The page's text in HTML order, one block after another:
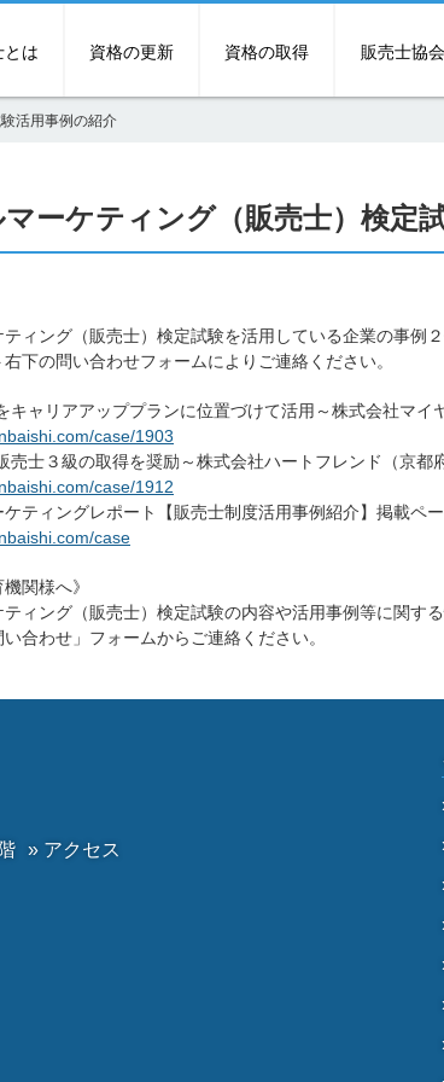
とは 資格の更新 資格の取得 販売士協
活用事例の紹介
マーケティング（販売士）検定
ティング（販売士）検定試験を活用している企業の事例
下の問い合わせフォームによりご連絡ください。
キャリアアッププランに位置づけて活用～株式会社マイ
case/1903
売士３級の取得を奨励～株式会社ハートフレンド（京都
case/1912
ティングレポート【販売士制度活用事例紹介】掲載ペ
case
関様へ》
ティング（販売士）検定試験の内容や活用事例等に関す
い合わせ」フォームからご連絡ください。
» アクセス